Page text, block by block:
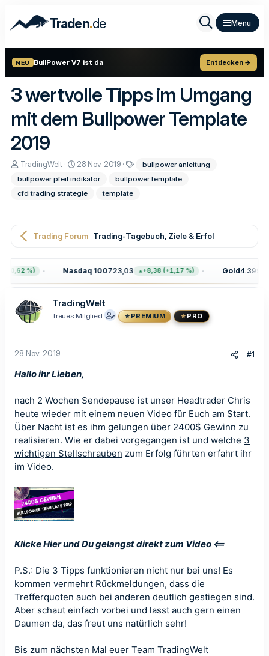
Traden.de
NEU BullPower V7 ist da Entdecken →
3 wertvolle Tipps im Umgang
mit dem Bullpower Template
2019
E
s
t
r
TradingWelt
E
s
t
a
28 Nov. 2019
h
r
bullpower anleitung
bullpower pfeil indikator
bullpower template
cfd trading strategie
template
Trading Forum Trading-Tagebuch, Ziele & Erfolge
%) Nasdaq 100723,03 +8,38 (+1,17 %) Gold4.399,70
TradingWelt
Treues Mitglied PREMIUM PRO
28 Nov. 2019 #1
Hallo ihr Lieben,
nach 2 Wochen Sendepause ist unser Headtrader Chris
heute wieder mit einem neuen Video für Euch am Start.
Über Nacht ist es ihm gelungen über 2400$ Gewinn zu
realisieren. Wie er dabei vorgegangen ist und welche 3
wichtigen Stellschrauben zum Erfolg führten erfahrt ihr
im Video.
Klicke Hier und Du gelangst direkt zum Video <==
P.S.: Die 3 Tipps funktionieren nicht nur bei uns! Es
kommen vermehrt Rückmeldungen, dass die
Trefferquoten auch bei anderen deutlich gestiegen sind.
Aber schaut einfach vorbei und lasst auch gern einen
Daumen da, das freut uns natürlich sehr!
Bis zum nächsten Mal euer Team TradingWelt